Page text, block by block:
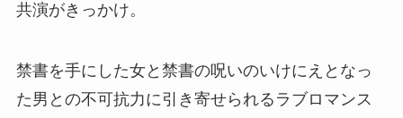
共演がきっかけ。
禁書を手にした女と禁書の呪いのいけにえとなっ
た男との不可抗力に引き寄せられるラブロマンス